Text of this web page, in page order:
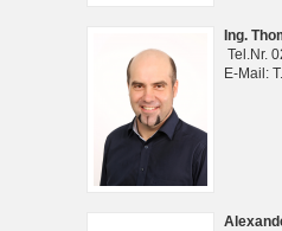
Ing.
Tel.Nr.
E-Mail: